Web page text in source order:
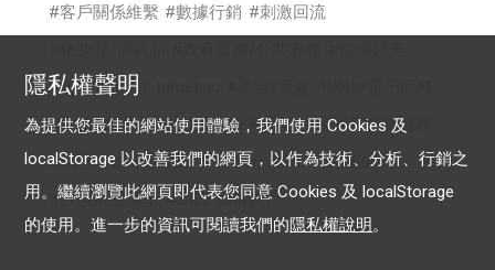
客戶關係維繫
數據行銷
刺激回流
時尚
cross targeting
食品/餐飲
你的生意LINE來放大
電商行銷新境界
認證帳號
專屬ID OA Plus
LAP行銷策略
數位啟點學堂
2022 影音贏銷
隱私權聲明
為提供您最佳的網站使用體驗，我們使用 Cookies 及
localStorage 以改善我們的網頁，以作為技術、分析、行銷之
用。繼續瀏覽此網頁即代表您同意 Cookies 及 localStorage
的使用。進一步的資訊可閱讀我們的隱私權說明。